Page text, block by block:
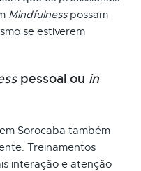
Mindfulnesspossam
se estiverem
pessoal ou in
Sorocaba também
Treinamentos
interação e atenção